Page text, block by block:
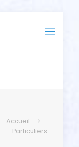
Accueil
Particuliers